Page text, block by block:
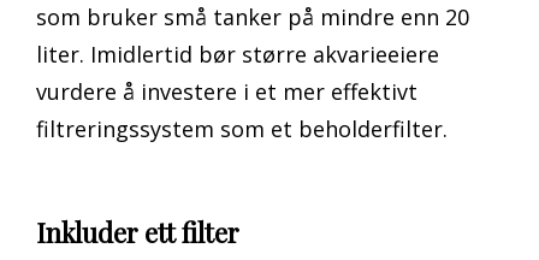
som bruker små tanker på mindre enn 20
liter. Imidlertid bør større akvarieeiere
vurdere å investere i et mer effektivt
filtreringssystem som et beholderfilter.
Inkluder ett filter